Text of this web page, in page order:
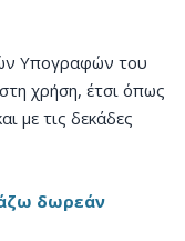
Υπογραφών του
χρήση, έτσι όπως
με τις δεκάδες
δωρεάν